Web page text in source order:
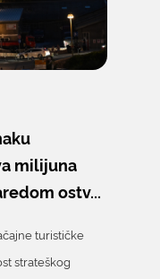
milijuna
ostv...
turističke
strateškog